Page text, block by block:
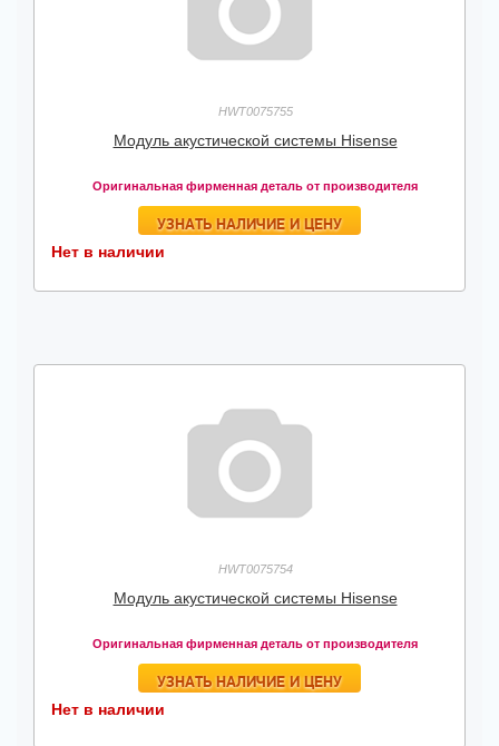
HWT0075755
Модуль акустической системы Hisense
Оригинальная фирменная деталь от производителя
УЗНАТЬ НАЛИЧИЕ И ЦЕНУ
Нет в наличии
HWT0075754
Модуль акустической системы Hisense
Оригинальная фирменная деталь от производителя
УЗНАТЬ НАЛИЧИЕ И ЦЕНУ
Нет в наличии